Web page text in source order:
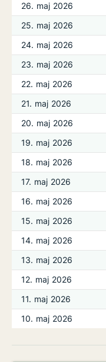
26. maj 2026
25. maj 2026
24. maj 2026
23. maj 2026
22. maj 2026
21. maj 2026
20. maj 2026
19. maj 2026
18. maj 2026
17. maj 2026
16. maj 2026
15. maj 2026
14. maj 2026
13. maj 2026
12. maj 2026
11. maj 2026
10. maj 2026